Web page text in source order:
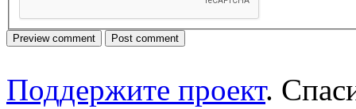
Поддержите проект.